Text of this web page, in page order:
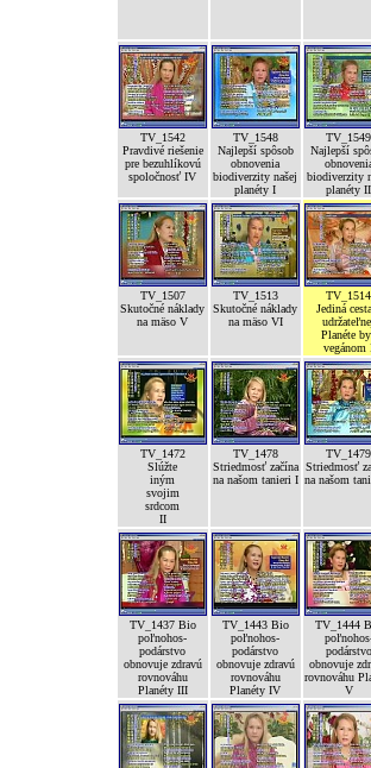
TV_1542
Pravdivé riešenie
pre bezuhlíkovú
spoločnosť IV
TV_1548
Najlepší spôsob
obnovenia
biodiverzity našej
planéty I
TV_1549
Najlepší
biodiverzity
planéty II
TV_1507
Skutočné náklady
na mäso V
TV_1513
Skutočné náklady
na mäso VI
TV_1514
Jediná
Planéte
vegánom
TV_1472
Slúžte
iným
svojim
srdcom
II
TV_1478
Striedmosť začína
na našom tanieri I
TV_1479
Striedmosť
na našom
TV_1437 Bio
poľnohos-
podárstvo
obnovuje zdravú
rovnováhu
Planéty III
TV_1443 Bio
poľnohos-
podárstvo
obnovuje zdravú
rovnováhu
Planéty IV
TV_1444
podárstvo
obnovuje
rovnováhu
V